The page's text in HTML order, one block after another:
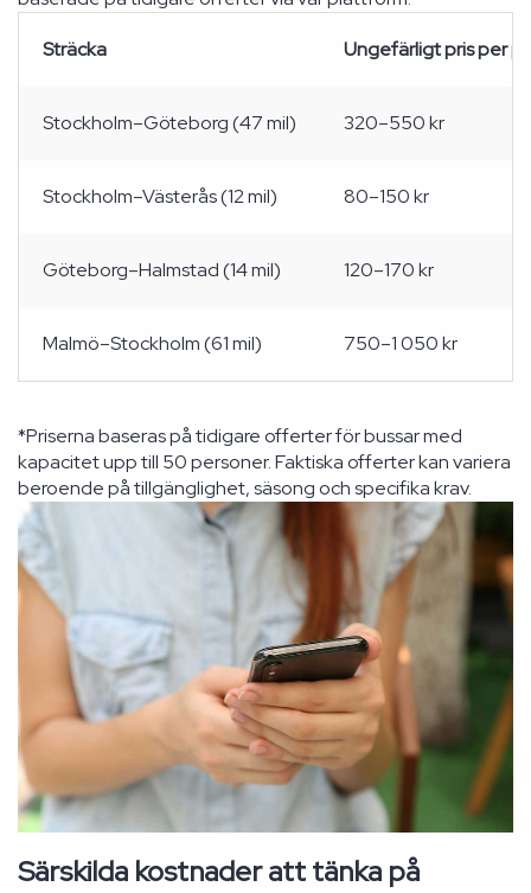
Sträcka Ungefärligt pris per
Stockholm–Göteborg (47 mil) 320–550 kr
Stockholm–Västerås (12 mil) 80–150 kr
Göteborg–Halmstad (14 mil) 120–170 kr
Malmö–Stockholm (61 mil) 750–1 050 kr
*Priserna baseras på tidigare offerter för bussar med
kapacitet upp till 50 personer. Faktiska offerter kan variera
beroende på tillgänglighet, säsong och specifika krav.
Särskilda kostnader att tänka på